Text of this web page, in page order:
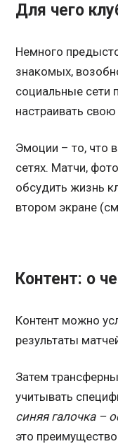
Для чего
Немного
знакомых,
социальные сети
настраивать
Эмоции – то, что
сетях. Матчи,
обсудить жизнь
втором экране
Контент: о
Контент можно
результаты
Затем
учитывать
синяя галочка –
это